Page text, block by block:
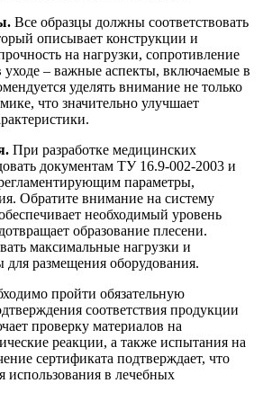
Все образцы должны соответствовать
описывает конструкции и
на нагрузки, сопротивление
уходе – важные аспекты, включаемые в
уделять внимание не только
что значительно улучшает
При разработке медицинских
документам ТУ 16.9-002-2003 и
параметры,
Обратите внимание на систему
необходимый уровень
образование плесени.
максимальные нагрузки и
размещения оборудования.
пройти обязательную
соответствия продукции
проверку материалов на
реакции, а также испытания на
сертификата подтверждает, что
использования в лечебных